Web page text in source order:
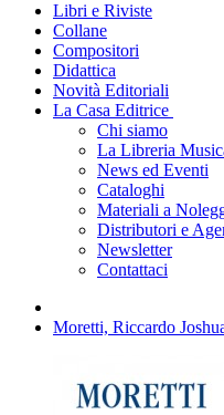
Libri e Riviste
Collane
Compositori
Didattica
Novità Editoriali
La Casa Editrice
Chi siamo
La Libreria
News ed Eventi
Cataloghi
Materiali a
Distributori e
Newsletter
Contattaci
Moretti, Riccardo